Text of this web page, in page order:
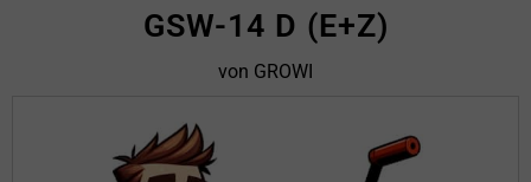
GSW-14 D (E+Z)
von GROWI